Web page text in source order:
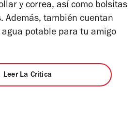
y correa, así como bolsitas
Además, también cuentan
agua potable para tu amigo
Leer La Crítica